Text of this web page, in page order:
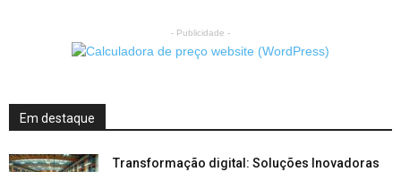
- Publicidade -
Em destaque
Transformação digital: Soluções Inovadoras